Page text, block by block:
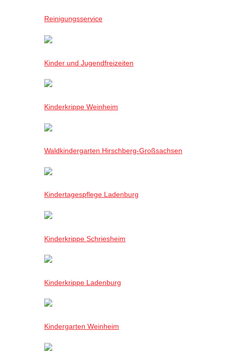
Reinigungsservice
Kinder und Jugendfreizeiten
Kinderkrippe Weinheim
Waldkindergarten Hirschberg-Großsachsen
Kindertagespflege Ladenburg
Kinderkrippe Schriesheim
Kinderkrippe Ladenburg
Kindergarten Weinheim